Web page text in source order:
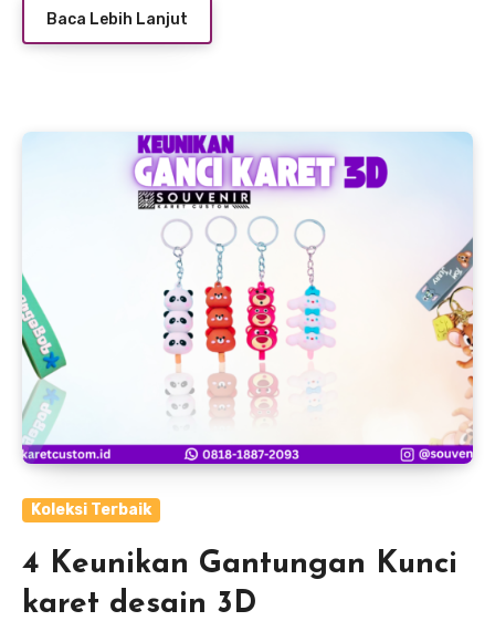
Baca Lebih Lanjut
Koleksi Terbaik
4 Keunikan Gantungan Kunci
karet desain 3D